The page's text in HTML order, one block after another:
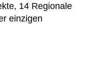
14 Regionale
einzigen